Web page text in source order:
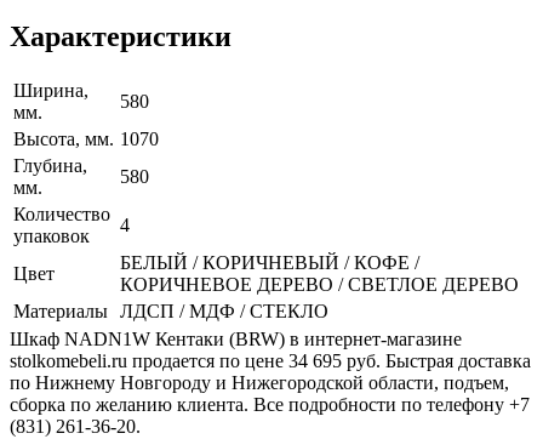
Характеристики
Ширина,
мм.
580
Высота, мм. 1070
Глубина,
мм.
580
Количество
упаковок
4
Цвет
БЕЛЫЙ / КОРИЧНЕВЫЙ / КОФЕ /
КОРИЧНЕВОЕ ДЕРЕВО / СВЕТЛОЕ ДЕРЕВО
Материалы ЛДСП / МДФ / СТЕКЛО
Шкаф NADN1W Кентаки (BRW) в интернет-магазине
stolkomebeli.ru продается по цене 34 695 руб. Быстрая доставка
по Нижнему Новгороду и Нижегородской области, подъем,
сборка по желанию клиента. Все подробности по телефону +7
(831) 261-36-20.